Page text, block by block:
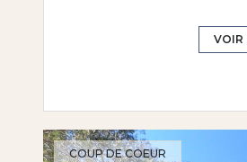
VOIR
COUP DE COEUR